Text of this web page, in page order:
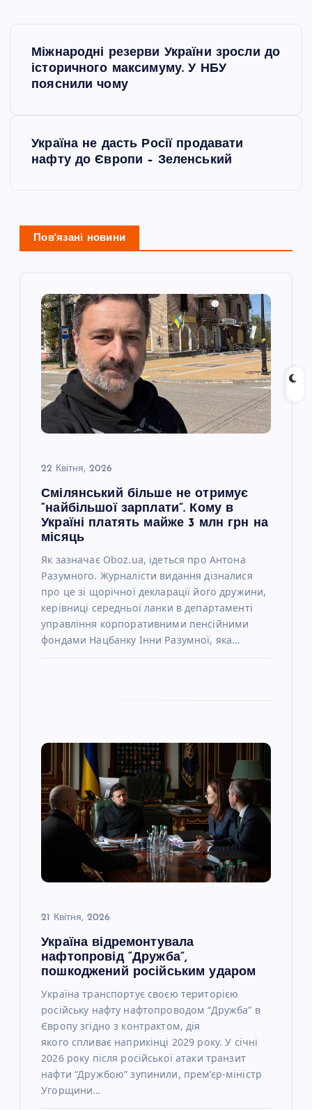
ц
Міжнародні резерви України зросли до
історичного максимуму. У НБУ
пояснили чому
Україна не дасть Росії продавати
нафту до Європи – Зеленський
Пов'язані новини
22 Квітня, 2026
Смілянський більше не отримує
“найбільшої зарплати”. Кому в
Україні платять майже 3 млн грн на
місяць
Як зазначає Oboz.ua, ідеться про Антона
Разумного. Журналісти видання дізналися
про це зі щорічної декларації його дружини,
керівниці середньої ланки в департаменті
управління корпоративними пенсійними
фондами Нацбанку Інни Разумної, яка…
21 Квітня, 2026
Україна відремонтувала
нафтопровід “Дружба”,
пошкоджений російським ударом
Україна транспортує своєю територією
російську нафту нафтопроводом “Дружба” в
Європу згідно з контрактом, дія
якого спливає наприкінці 2029 року. У січні
2026 року після російської атаки транзит
нафти “Дружбою” зупинили, прем’єр-міністр
Угорщини…